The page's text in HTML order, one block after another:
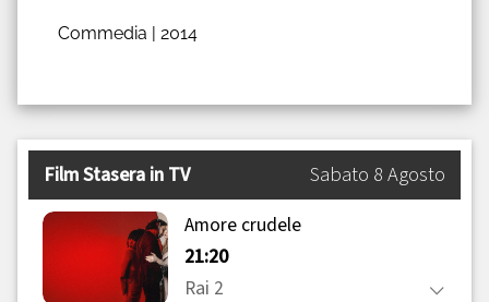
Commedia | 2014